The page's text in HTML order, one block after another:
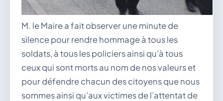
M. le Maire a fait observer une minute de
silence pour rendre hommage à tous les
soldats, à tous les policiers ainsi qu’à tous
ceux qui sont morts au nom de nos valeurs et
pour défendre chacun des citoyens que nous
sommes ainsi qu’aux victimes de l’attentat de